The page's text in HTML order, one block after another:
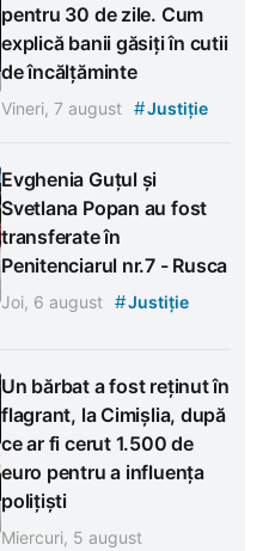
pentru 30 de zile. Cum
explică banii găsiți în cutii
de încălțăminte
Vineri, 7 august #Justiție
Evghenia Guțul și
Svetlana Popan au fost
transferate în
Penitenciarul nr.7 - Rusca
Joi, 6 august #Justiție
Un bărbat a fost reținut în
flagrant, la Cimișlia, după
ce ar fi cerut 1.500 de
euro pentru a influența
polițiști
Miercuri, 5 august